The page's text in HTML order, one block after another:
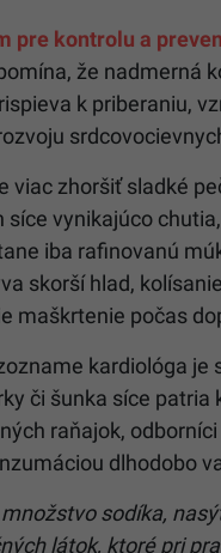
pre kontrolu a
že nadmerná
k priberaniu,
viac zhoršiť sladké
síce vynikajúco
iba rafinovanú
skorší hlad,
maškrtenie počas
kardiológa je
či šunka síce patria
raňajok,
dlhodobo
sodíka,
látok, ktoré pri